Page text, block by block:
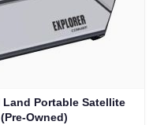
Land Portable Satellite
Owned)